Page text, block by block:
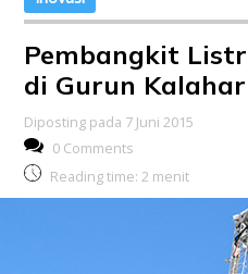
Pembangkit
di Gurun
Diposting pada 7 Juni 2015
0 Comments
Reading time: 2 menit